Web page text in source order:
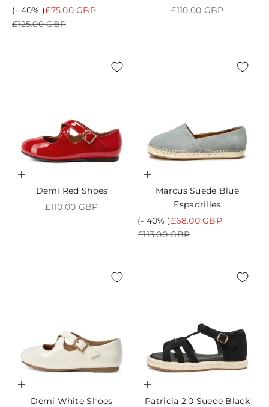
(- 40% )Prix de vente
£75.00 GBP
Prix normal
£125.00 GBP
Prix de vente
£110.00 GBP
Choisir les options
Demi Red Shoes
Prix de vente
£110.00 GBP
Choisir les options
Marcus Suede Blue
Espadrilles
(- 40% )Prix de vente
£68.00 GBP
Prix normal
£113.00 GBP
Choisir les options
Demi White Shoes
Choisir les options
Patricia 2.0 Suede Black